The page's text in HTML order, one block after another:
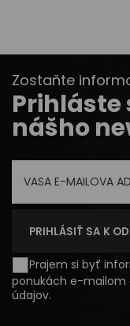
Zostaňte
Prihláste
nášho
PRIHLÁSIŤ SA K
Prajem si byť
ponukách e-mailom
údajov.